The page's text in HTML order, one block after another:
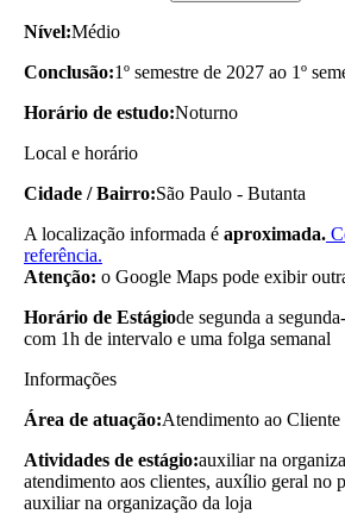
Nível:Médio
Conclusão:1º semestre de 2027 ao 1º
Horário de estudo:Noturno
Local e horário
Cidade / Bairro:São Paulo - Butanta
A localização informada é aproximada.
referência.
Atenção: o Google Maps pode exibir
Horário de Estágiode segunda a
com 1h de intervalo e uma folga semanal
Informações
Área de atuação:Atendimento ao Cliente
Atividades de estágio:auxiliar na
atendimento aos clientes, auxílio geral no
auxiliar na organização da loja